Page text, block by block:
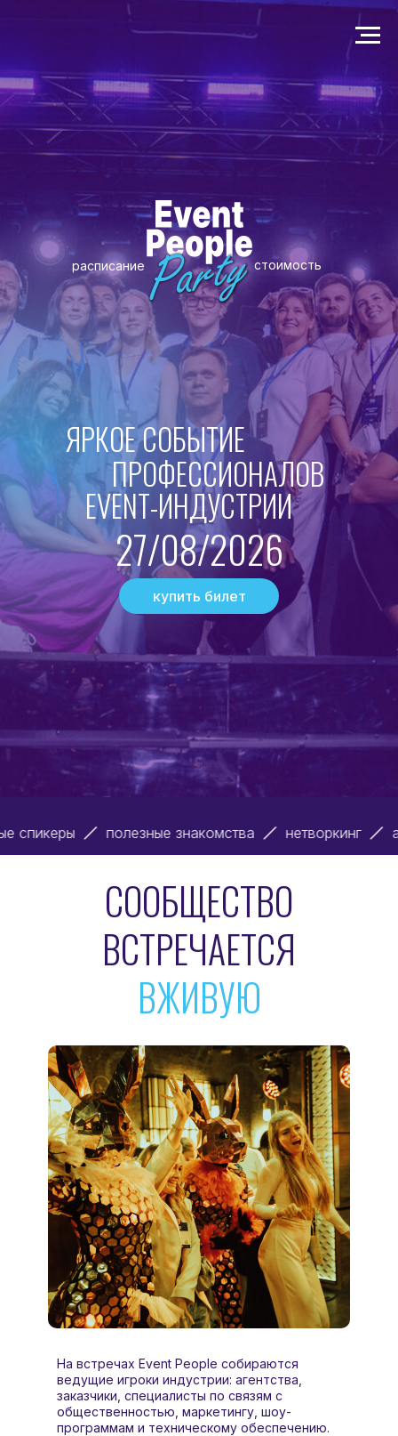
расписание стоимость
27/08/2026
купить билет
EVENT-ИНДУСТРИИ
ПРОФЕССИОНАЛОВ
ЯРКОЕ СОБЫТИЕ
знакомства нетворкинг активности
СООБЩЕСТВО
ВСТРЕЧАЕТСЯ
ВЖИВУЮ
На встречах Event People собираются
ведущие игроки индустрии: агентства,
заказчики, специалисты по связям с
общественностью, маркетингу, шоу-
программам и техническому обеспечению.